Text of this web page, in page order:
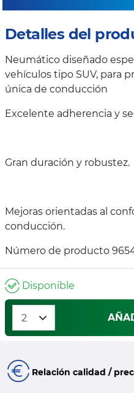
Detalles del
Neumático diseñado
vehículos tipo SUV, para
única de conducción
Excelente adherencia y
Gran duración y robustez.
Mejoras orientadas al
conducción.
Número de producto
Disponible
Relación calidad /